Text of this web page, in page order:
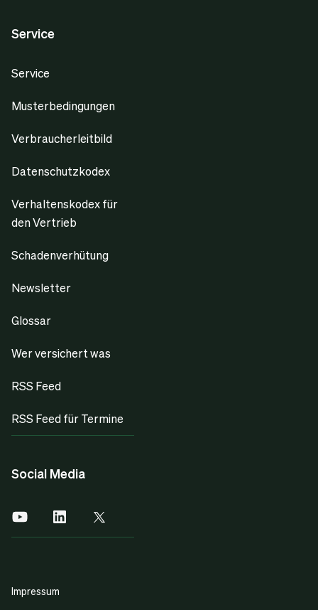
Service
Service
Musterbedingungen
Verbraucherleitbild
Datenschutzkodex
Verhaltenskodex für
den Vertrieb
Schadenverhütung
Newsletter
Glossar
Wer versichert was
RSS Feed
RSS Feed für Termine
Social Media
Impressum